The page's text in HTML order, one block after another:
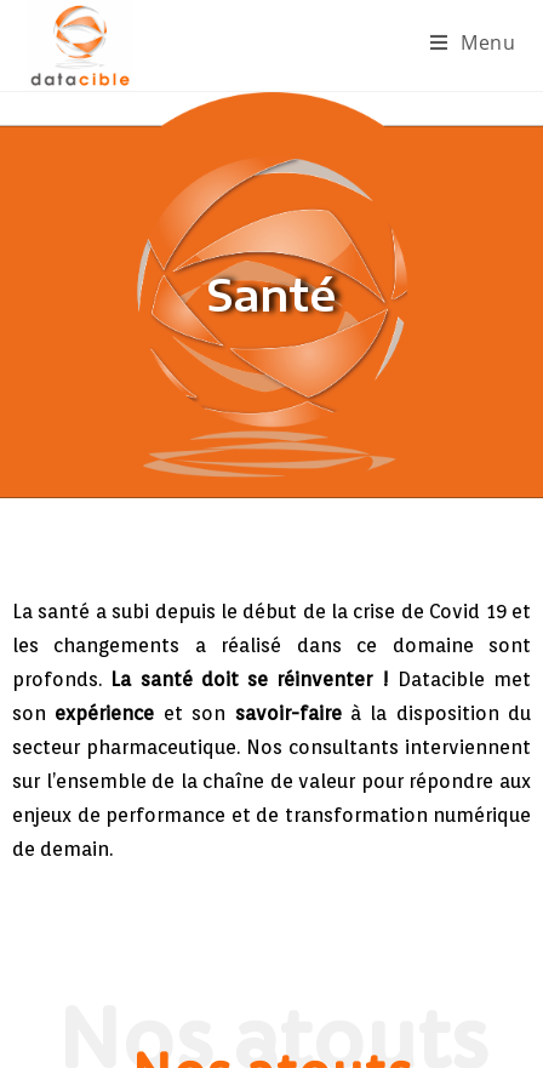
Menu
Santé
La santé a subi depuis le début de la crise de Covid 19 et
les changements a réalisé dans ce domaine sont
profonds. La santé doit se réinventer ! Datacible met
son expérience et son savoir-faireà la disposition du
secteur pharmaceutique. Nos consultants interviennent
sur l’ensemble de la chaîne de valeur pour répondre aux
enjeux de performance et de transformation numérique
de demain.
Nos atouts